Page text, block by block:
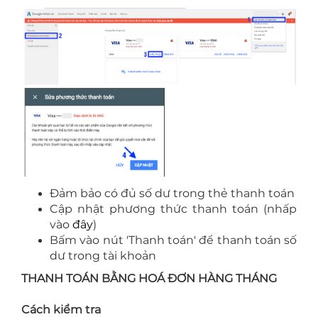
Đảm bảo có đủ số dư trong thẻ thanh toán
Cập nhật phương thức thanh toán (nhấp
vào đây)
Bấm vào nút 'Thanh toán' để thanh toán số
dư trong tài khoản
THANH TOÁN BẰNG HOÁ ĐƠN HÀNG THÁNG
Cách kiểm tra